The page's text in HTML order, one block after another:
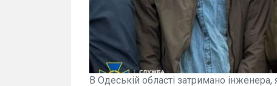
В Одеській області затримано